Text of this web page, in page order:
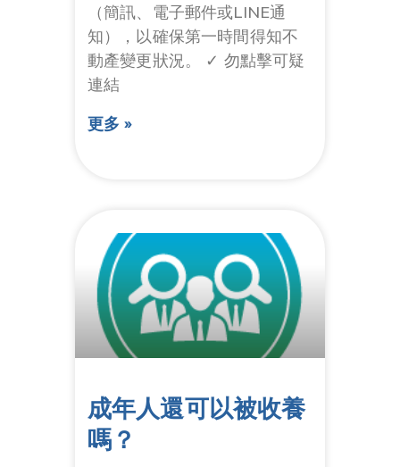
（簡訊、電子郵件或LINE通
知），以確保第一時間得知不
動產變更狀況。 ✓ 勿點擊可疑
連結
更多 »
成年人還可以被收養
嗎？